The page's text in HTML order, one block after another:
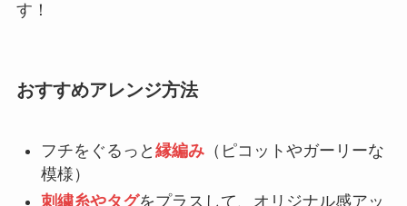
す！
おすすめアレンジ方法
フチをぐるっと 縁編み（ピコットやガーリーな
模様）
刺繍糸やタグをプラスして、オリジナル感アッ